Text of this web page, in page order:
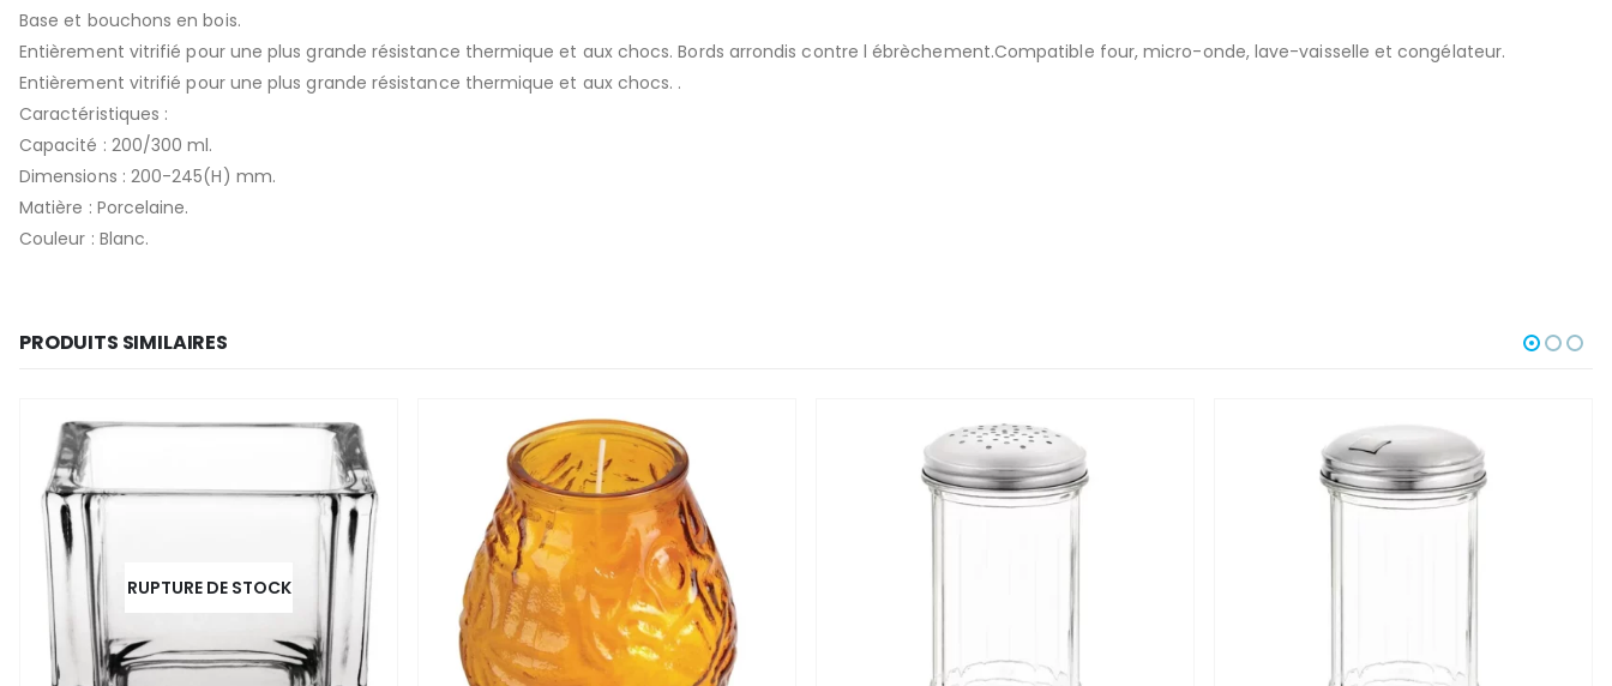
Base et bouchons en bois.
Entièrement vitrifié pour une plus grande résistance thermique et aux chocs. Bords arrondis contre l ébrèchement.Compatible four, micro-onde, lave-vaisselle et congélateur.
Entièrement vitrifié pour une plus grande résistance thermique et aux chocs. .
Caractéristiques :
Capacité : 200/300 ml.
Dimensions : 200-245(H) mm.
Matière : Porcelaine.
Couleur : Blanc.
PRODUITS SIMILAIRES
RUPTURE DE STOCK